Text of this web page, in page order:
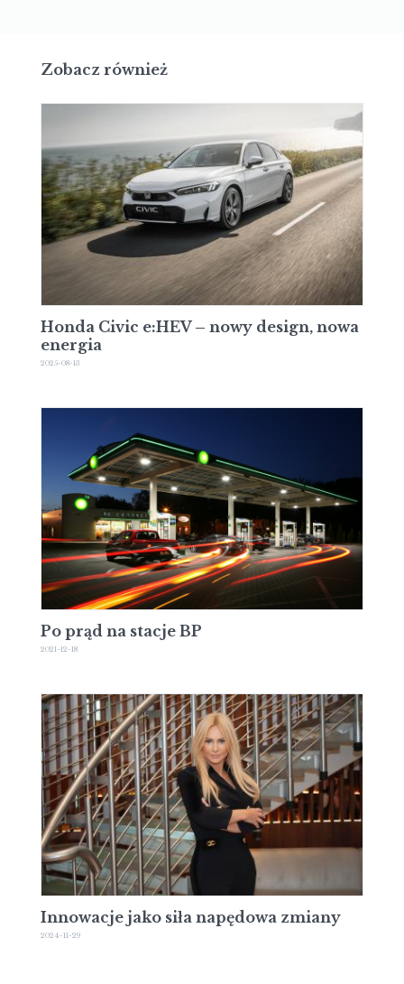
Zobacz również
Honda Civic e:HEV – nowy design, nowa
energia
2025-08-13
Po prąd na stacje BP
2021-12-18
Innowacje jako siła napędowa zmiany
2024-11-29